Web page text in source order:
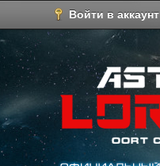
Войти в аккаунт